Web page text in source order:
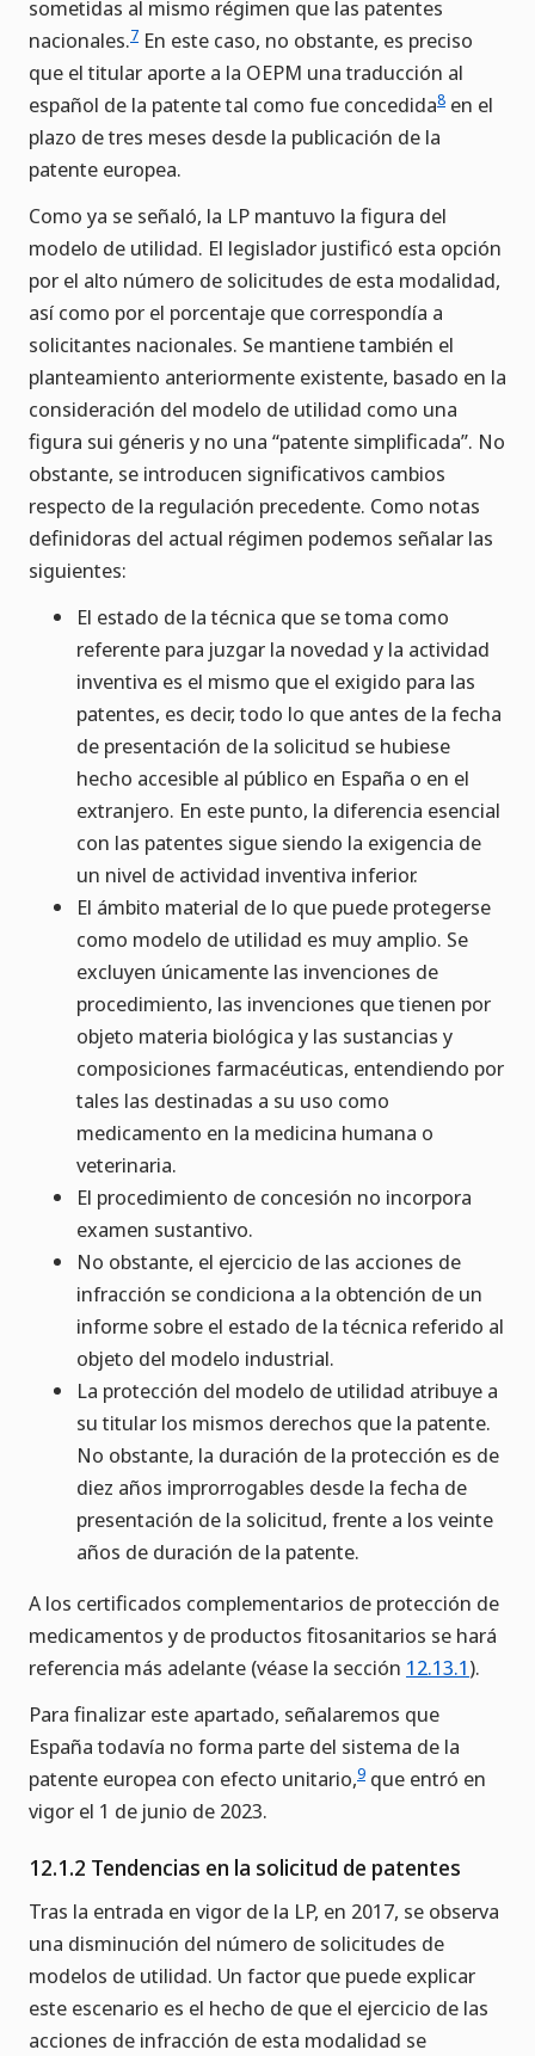
sometidas al mismo régimen que las patentes
nacionales.7 En este caso, no obstante, es preciso
que el titular aporte a la OEPM una traducción al
español de la patente tal como fue concedida8 en el
plazo de tres meses desde la publicación de la
patente europea.
Como ya se señaló, la LP mantuvo la figura del
modelo de utilidad. El legislador justificó esta opción
por el alto número de solicitudes de esta modalidad,
así como por el porcentaje que correspondía a
solicitantes nacionales. Se mantiene también el
planteamiento anteriormente existente, basado en la
consideración del modelo de utilidad como una
figura sui géneris y no una “patente simplificada”. No
obstante, se introducen significativos cambios
respecto de la regulación precedente. Como notas
definidoras del actual régimen podemos señalar las
siguientes:
El estado de la técnica que se toma como
referente para juzgar la novedad y la actividad
inventiva es el mismo que el exigido para las
patentes, es decir, todo lo que antes de la fecha
de presentación de la solicitud se hubiese
hecho accesible al público en España o en el
extranjero. En este punto, la diferencia esencial
con las patentes sigue siendo la exigencia de
un nivel de actividad inventiva inferior.
El ámbito material de lo que puede protegerse
como modelo de utilidad es muy amplio. Se
excluyen únicamente las invenciones de
procedimiento, las invenciones que tienen por
objeto materia biológica y las sustancias y
composiciones farmacéuticas, entendiendo por
tales las destinadas a su uso como
medicamento en la medicina humana o
veterinaria.
El procedimiento de concesión no incorpora
examen sustantivo.
No obstante, el ejercicio de las acciones de
infracción se condiciona a la obtención de un
informe sobre el estado de la técnica referido al
objeto del modelo industrial.
La protección del modelo de utilidad atribuye a
su titular los mismos derechos que la patente.
No obstante, la duración de la protección es de
diez años improrrogables desde la fecha de
presentación de la solicitud, frente a los veinte
años de duración de la patente.
A los certificados complementarios de protección de
medicamentos y de productos fitosanitarios se hará
referencia más adelante (véase la sección 12.13.1).
Para finalizar este apartado, señalaremos que
España todavía no forma parte del sistema de la
patente europea con efecto unitario,9 que entró en
vigor el 1 de junio de 2023.
12.1.2 Tendencias en la solicitud de patentes
Tras la entrada en vigor de la LP, en 2017, se observa
una disminución del número de solicitudes de
modelos de utilidad. Un factor que puede explicar
este escenario es el hecho de que el ejercicio de las
acciones de infracción de esta modalidad se